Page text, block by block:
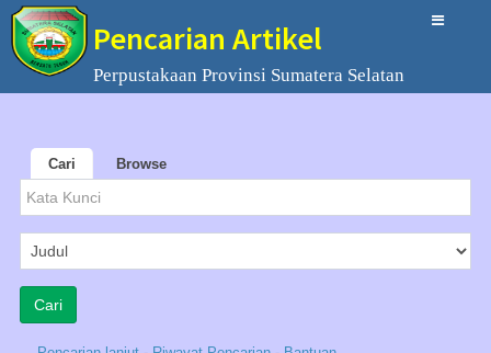
Pencarian Artikel
Perpustakaan Provinsi Sumatera Selatan
Cari Browse